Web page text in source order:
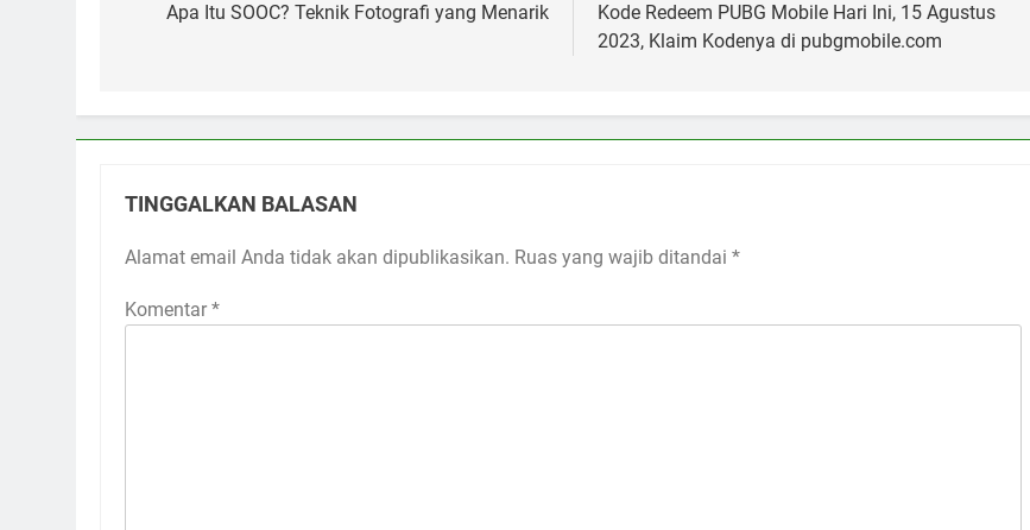
posApa Itu SOOC? Teknik Fotografi yang Menarik
Kode Redeem PUBG Mobile Hari Ini, 15 Agustus
2023, Klaim Kodenya di pubgmobile.com
TINGGALKAN BALASAN
Alamat email Anda tidak akan dipublikasikan. Ruas yang wajib ditandai *
Komentar *